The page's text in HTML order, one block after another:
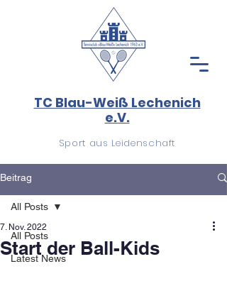
TC Blau-Weiß Lechenich
e.V.
Sport aus Leidenschaft
Beitrag
All Posts
Latest News
All Posts
Start der Ball-Kids
7. Nov. 2022